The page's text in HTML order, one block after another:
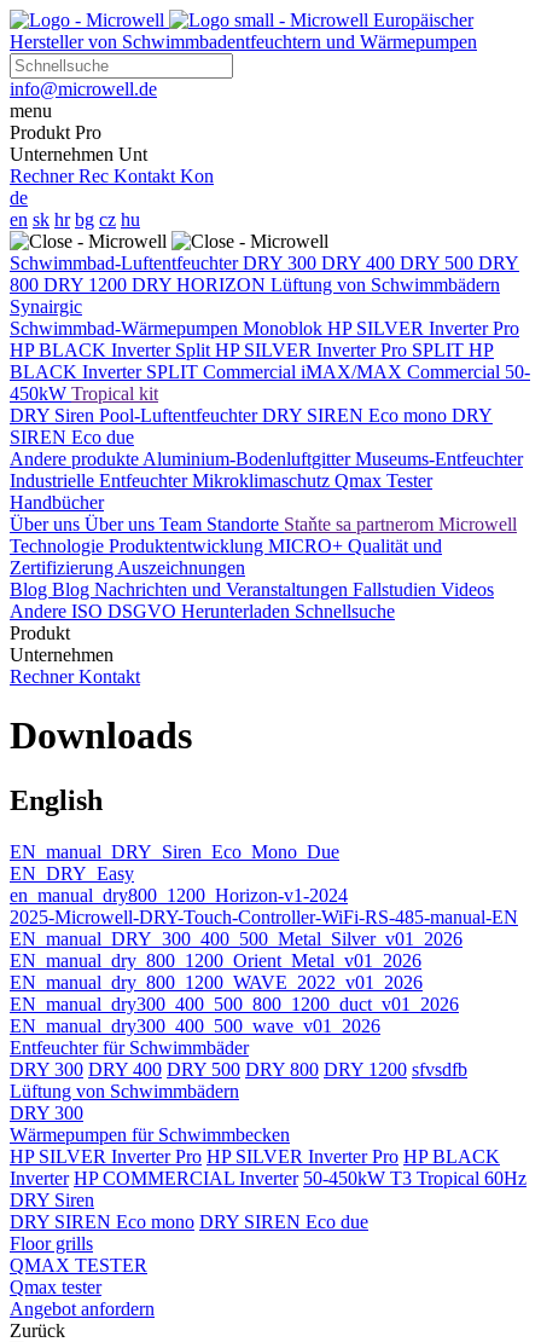
Europäischer
Hersteller von Schwimmbadentfeuchtern und Wärmepumpen
info@microwell.de
menu
Produkt Pro
Unternehmen Unt
Rechner Rec Kontakt Kon
de
en sk hr bg cz hu
Schwimmbad-LuftentfeuchterDRY 300 DRY 400 DRY 500 DRY
800 DRY 1200 DRY HORIZON Lüftung von Schwimmbädern
Synairgic
Schwimmbad-Wärmepumpen Monoblok HP SILVER Inverter Pro
HP BLACK Inverter Split HP SILVER Inverter Pro SPLIT HP
BLACK Inverter SPLIT Commercial iMAX/MAX Commercial 50-
450kW Tropical kit
DRY Siren Pool-LuftentfeuchterDRY SIREN Eco mono DRY
SIREN Eco due
Andere produkte Aluminium-BodenluftgitterMuseums-Entfeuchter
Industrielle EntfeuchterMikroklimaschutz Qmax Tester
Handbücher
Über uns Über uns Team Standorte Staňte sa partnerom Microwell
Technologie Produktentwicklung MICRO+ Qualität und
Zertifizierung Auszeichnungen
Blog Blog Nachrichten und Veranstaltungen Fallstudien Videos
Andere ISO DSGVO Herunterladen Schnellsuche
Produkt
Unternehmen
Rechner Kontakt
Downloads
English
EN_manual_DRY_Siren_Eco_Mono_Due
EN_DRY_Easy
en_manual_dry800_1200_Horizon-v1-2024
2025-Microwell-DRY-Touch-Controller-WiFi-RS-485-manual-EN
EN_manual_DRY_300_400_500_Metal_Silver_v01_2026
EN_manual_dry_800_1200_Orient_Metal_v01_2026
EN_manual_dry_800_1200_WAVE_2022_v01_2026
EN_manual_dry300_400_500_800_1200_duct_v01_2026
EN_manual_dry300_400_500_wave_v01_2026
Entfeuchter für Schwimmbäder
DRY 300 DRY 400 DRY 500 DRY 800 DRY 1200 sfvsdfb
Lüftung von Schwimmbädern
DRY 300
Wärmepumpen für Schwimmbecken
HP SILVER Inverter Pro HP SILVER Inverter Pro HP BLACK
Inverter HP COMMERCIAL Inverter 50-450kW T3 Tropical 60Hz
DRY Siren
DRY SIREN Eco mono DRY SIREN Eco due
Floor grills
QMAX TESTER
Qmax tester
Angebot anfordern
Zurück